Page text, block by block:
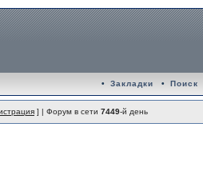
• Закладки • Поиск
] | Форум в сети 7449-й день